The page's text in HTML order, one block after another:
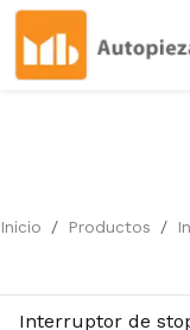
Inicio Productos
Interruptor de